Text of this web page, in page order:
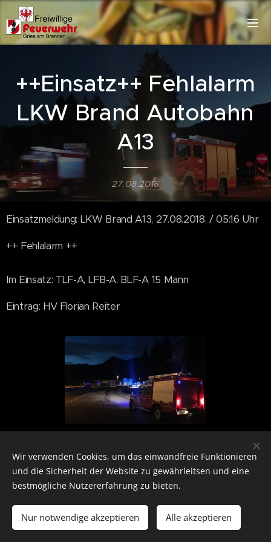
++Einsatz++ Fehlalarm
LKW Brand Autobahn
A13
27.08.2018
Einsatzmeldung: LKW Brand A13, 27.08.2018. / 05:16 Uhr
++ Fehlalarm ++
Im Einsatz: TLF-A, LFB-A, BLF-A 15 Mann
Eintrag: HV Florian Reiter
Notruf 122 Cookies
Wir verwenden Cookies, um das einwandfreie Funktionieren
und die Sicherheit der Website zu gewährleitsen und eine
bestmögliche Nutzererfahrung zu bieten.
Nur notwendige akzeptieren Alle akzeptieren